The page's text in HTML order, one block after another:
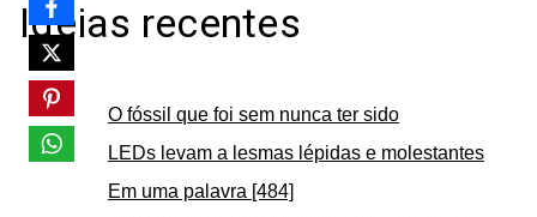
Ideias recentes
O fóssil que foi sem nunca ter sido
LEDs levam a lesmas lépidas e molestantes
Em uma palavra [484]